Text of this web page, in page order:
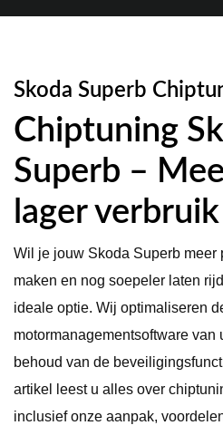
Skoda Superb
Chiptuning
Superb –
lager verbruik
Wil je jouw Skoda Superb meer
maken en nog soepeler laten
ideale optie. Wij optimaliseren
motormanagementsoftware van
behoud van de
artikel leest u alles over
inclusief onze aanpak,